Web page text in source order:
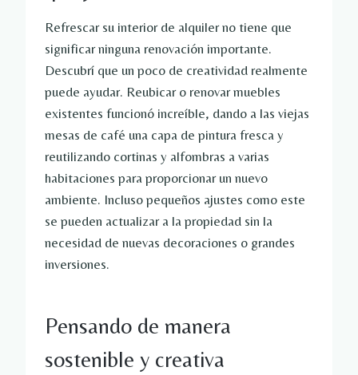
Refrescar su interior de alquiler no tiene que
significar ninguna renovación importante.
Descubrí que un poco de creatividad realmente
puede ayudar. Reubicar o renovar muebles
existentes funcionó increíble, dando a las viejas
mesas de café una capa de pintura fresca y
reutilizando cortinas y alfombras a varias
habitaciones para proporcionar un nuevo
ambiente. Incluso pequeños ajustes como este
se pueden actualizar a la propiedad sin la
necesidad de nuevas decoraciones o grandes
inversiones.
Pensando de manera
sostenible y creativa